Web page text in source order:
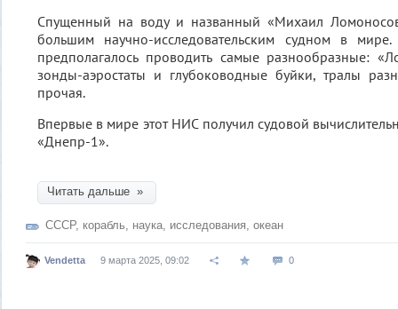
Спущенный на воду и названный «Михаил
большим научно-исследовательским судном в
предполагалось проводить самые разнообразные:
зонды-аэростаты и глубоководные буйки, тралы
прочая.
Впервые в мире этот НИС получил судовой
«Днепр-1».
Читать дальше »
СССР, корабль, наука, исследования, океан
Vendetta 9 марта 2025, 09:02 0